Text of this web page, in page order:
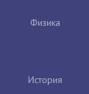
Физика
История